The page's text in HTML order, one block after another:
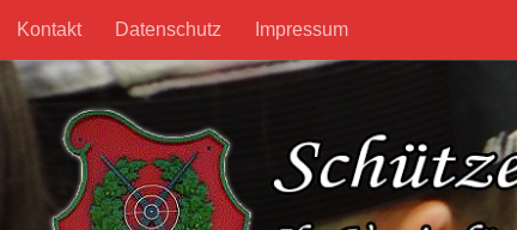
Unter dem Inhalt
Kontakt Datenschutz Impressum